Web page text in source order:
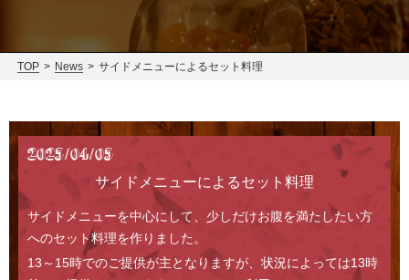
Top
Concept
Dinner
News
Staff blog
Access
TOP > News > サイドメニューによるセット料理
2025/04/05
サイドメニューによるセット料理
サイドメニューを中心にして、少しだけお腹を満たしたい方
へのセット料理を作りました。
13～15時でのご提供が主となりますが、状況によっては13時